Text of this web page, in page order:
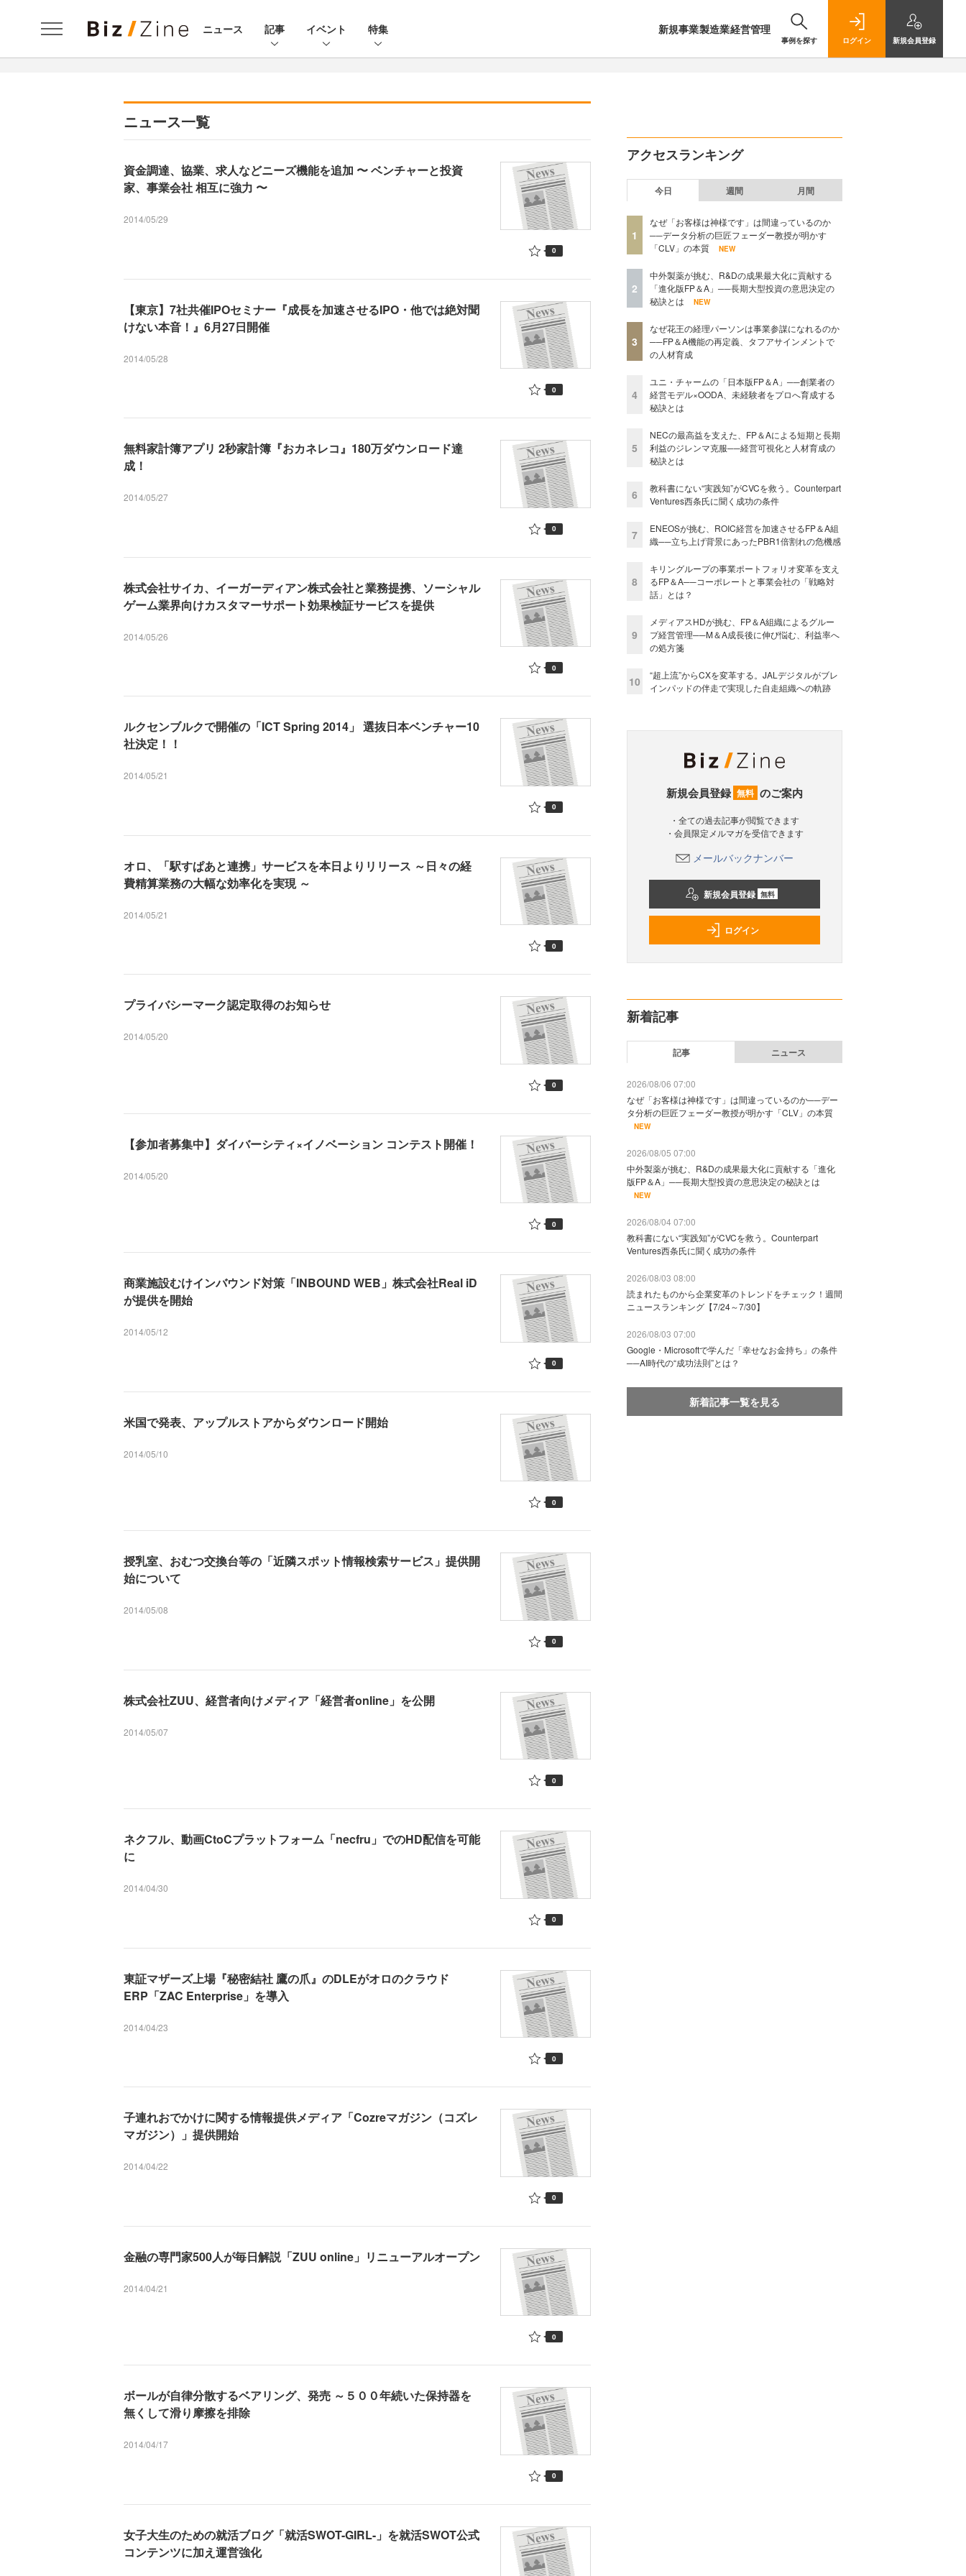
ニュース 記事 イベント 特集 新規事業製造業経営管理
事例を探す ログイン 新規会員登録
ニュース一覧
資金調達、協業、求人などニーズ機能を追加 〜 ベンチャーと投資
家、事業会社 相互に強力 〜
2014/05/29
0
【東京】7社共催IPOセミナー『成長を加速させるIPO・他では絶対聞
けない本音！』6月27日開催
2014/05/28
0
無料家計簿アプリ 2秒家計簿『おカネレコ』180万ダウンロード達
成！
2014/05/27
0
株式会社サイカ、イーガーディアン株式会社と業務提携、ソーシャル
ゲーム業界向けカスタマーサポート効果検証サービスを提供
2014/05/26
0
ルクセンブルクで開催の「ICT Spring 2014」 選抜日本ベンチャー10
社決定！！
2014/05/21
0
オロ、「駅すぱあと連携」サービスを本日よりリリース ～日々の経
費精算業務の大幅な効率化を実現 ～
2014/05/21
0
プライバシーマーク認定取得のお知らせ
2014/05/20
0
【参加者募集中】ダイバーシティ×イノベーション コンテスト開催！
2014/05/20
0
商業施設むけインバウンド対策「INBOUND WEB」株式会社Real iD
が提供を開始
2014/05/12
0
米国で発表、アップルストアからダウンロード開始
2014/05/10
0
授乳室、おむつ交換台等の「近隣スポット情報検索サービス」提供開
始について
2014/05/08
0
株式会社ZUU、経営者向けメディア「経営者online」を公開
2014/05/07
0
ネクフル、動画CtoCプラットフォーム「necfru」でのHD配信を可能
に
2014/04/30
0
東証マザーズ上場『秘密結社 鷹の爪』のDLEがオロのクラウド
ERP「ZAC Enterprise」を導入
2014/04/23
0
子連れおでかけに関する情報提供メディア「Cozreマガジン（コズレ
マガジン）」提供開始
2014/04/22
0
金融の専門家500人が毎日解説「ZUU online」リニューアルオープン
2014/04/21
0
ボールが自律分散するベアリング、発売 ～５００年続いた保持器を
無くして滑り摩擦を排除
2014/04/17
0
女子大生のための就活ブログ「就活SWOT-GIRL-」を就活SWOT公式
コンテンツに加え運営強化
アクセスランキング
今日 週間 月間
1
なぜ「お客様は神様です」は間違っているのか
──データ分析の巨匠フェーダー教授が明かす
「CLV」の本質
NEW
2
中外製薬が挑む、R&Dの成果最大化に貢献する
「進化版FP＆A」──長期大型投資の意思決定の
秘訣とは
NEW
3
なぜ花王の経理パーソンは事業参謀になれるのか
──FP＆A機能の再定義、タフアサインメントで
の人材育成
4
ユニ・チャームの「日本版FP＆A」──創業者の
経営モデル×OODA、未経験者をプロへ育成する
秘訣とは
5
NECの最高益を支えた、FP＆Aによる短期と長期
利益のジレンマ克服──経営可視化と人材育成の
秘訣とは
6
教科書にない“実践知”がCVCを救う。Counterpart
Ventures西条氏に聞く成功の条件
7
ENEOSが挑む、ROIC経営を加速させるFP＆A組
織──立ち上げ背景にあったPBR1倍割れの危機感
8
キリングループの事業ポートフォリオ変革を支え
るFP＆A──コーポレートと事業会社の「戦略対
話」とは？
9
メディアスHDが挑む、FP＆A組織によるグルー
プ経営管理──M＆A成長後に伸び悩む、利益率へ
の処方箋
10
“超上流”からCXを変革する。JALデジタルがブレ
インパッドの伴走で実現した自走組織への軌跡
新規会員登録 無料 のご案内
・全ての過去記事が閲覧できます
・会員限定メルマガを受信できます
メールバックナンバー
新規会員登録 無料
ログイン
新着記事
記事 ニュース
2026/08/06 07:00
なぜ「お客様は神様です」は間違っているのか──デー
タ分析の巨匠フェーダー教授が明かす「CLV」の本質
NEW
2026/08/05 07:00
中外製薬が挑む、R&Dの成果最大化に貢献する「進化
版FP＆A」──長期大型投資の意思決定の秘訣とは
NEW
2026/08/04 07:00
教科書にない“実践知”がCVCを救う。Counterpart
Ventures西条氏に聞く成功の条件
2026/08/03 08:00
読まれたものから企業変革のトレンドをチェック！週間
ニュースランキング【7/24～7/30】
2026/08/03 07:00
Google・Microsoftで学んだ「幸せなお金持ち」の条件
──AI時代の“成功法則”とは？
新着記事一覧を見る